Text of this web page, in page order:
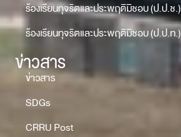
ร้องเรียนทุจริตและประพฤติมิชอบ (ป.ป.ช.)
ร้องเรียนทุจริตและประพฤติมิชอบ (ป.ป.ท.)
ข่าวสาร
ข่าวสาร
SDGs
CRRU Post